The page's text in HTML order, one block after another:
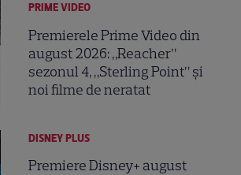
PRIME VIDEO
Premierele Prime Video din
august 2026: „Reacher”
sezonul 4, „Sterling Point” și
noi filme de neratat
DISNEY PLUS
Premiere Disney+ august